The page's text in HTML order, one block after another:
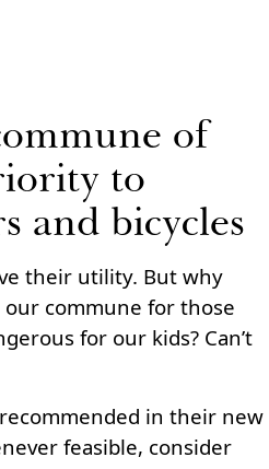
of
to
and bicycles
their utility. But why
commune for those
for our kids? Can’t
in their new
feasible, consider